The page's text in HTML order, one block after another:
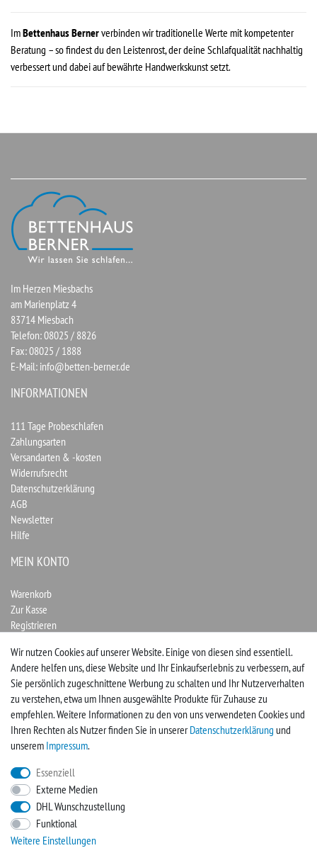
ImBettenhaus Bernerverbinden wir traditionelle Werte mit kompetenter
Beratung – so findest du den Leistenrost, der deine Schlafqualität nachhaltig
verbessert und dabei auf bewährte Handwerkskunst setzt.
Im Herzen Miesbachs
am Marienplatz 4
83714 Miesbach
Telefon: 08025 / 8826
Fax: 08025 / 1888
E-Mail: info@betten-berner.de
INFORMATIONEN
111 Tage Probeschlafen
Zahlungsarten
Versandarten & -kosten
Widerrufsrecht
Datenschutzerklärung
AGB
Newsletter
Hilfe
MEIN KONTO
Warenkorb
Zur Kasse
Registrieren
Vertrag widerrufen
UNTERNEHMEN
Kontakt
Impressum
FACEBOOK
Werden Sie Fan und sichern sich so immer neue Angebote
Wir nutzen Cookies auf unserer Website. Einige von diesen sind essentiell.
Andere helfen uns, diese Website und Ihr Einkaufserlebnis zu verbessern, auf
Sie persönlich zugeschnittene Werbung zu schalten und Ihr Nutzerverhalten
zu verstehen, etwa um Ihnen ausgewählte Produkte für Zuhause zu
empfehlen. Weitere Informationen zu den von uns verwendeten Cookies und
Ihren Rechten als Nutzer finden Sie in unsererDaten­schutz­erklärung und
unserem Impressum.
Essenziell
Externe Medien
DHL Wunschzustellung
Funktional
Weitere Einstellungen